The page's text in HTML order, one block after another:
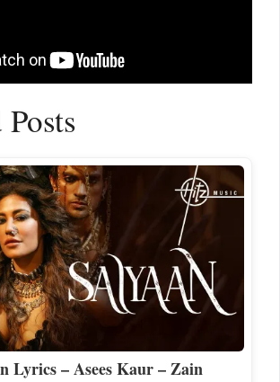
Lyrics – Asees Kaur – Zain